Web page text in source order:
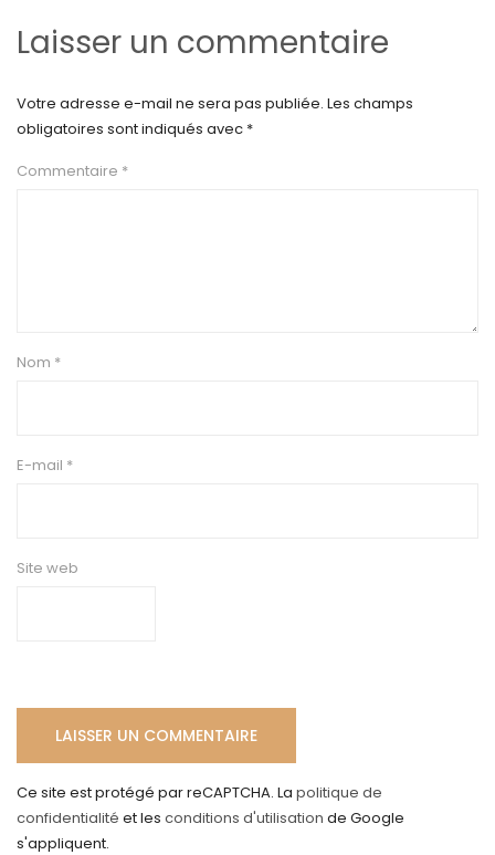
Laisser un commentaire
Votre adresse e-mail ne sera pas publiée. Les champs
obligatoires sont indiqués avec *
Commentaire *
Nom *
E-mail *
Site web
Ce site est protégé par reCAPTCHA. La politique de
confidentialité et les conditions d'utilisation de Google
s'appliquent.